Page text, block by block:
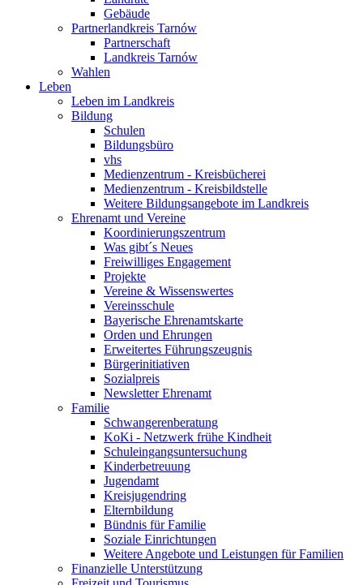
Gebäude
Partnerlandkreis Tarnów
Partnerschaft
Landkreis Tarnów
Wahlen
Leben
Leben im Landkreis
Bildung
Schulen
Bildungsbüro
vhs
Medienzentrum - Kreisbücherei
Medienzentrum - Kreisbildstelle
Weitere Bildungsangebote im Landkreis
Ehrenamt und Vereine
Koordinierungszentrum
Was gibt´s Neues
Freiwilliges Engagement
Projekte
Vereine & Wissenswertes
Vereinsschule
Bayerische Ehrenamtskarte
Orden und Ehrungen
Erweitertes Führungszeugnis
Bürgerinitiativen
Sozialpreis
Newsletter Ehrenamt
Familie
Schwangerenberatung
KoKi - Netzwerk frühe Kindheit
Schuleingangsuntersuchung
Kinderbetreuung
Jugendamt
Kreisjugendring
Elternbildung
Bündnis für Familie
Soziale Einrichtungen
Weitere Angebote und Leistungen für Familien
Finanzielle Unterstützung